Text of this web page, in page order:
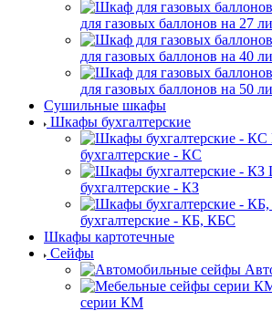
для газовых баллонов на 27
для газовых баллонов на 40
для газовых баллонов на 50
Сушильные шкафы
Шкафы бухгалтерские
бухгалтерские - КС
бухгалтерские - КЗ
бухгалтерские - КБ, КБС
Шкафы картотечные
Сейфы
серии КМ